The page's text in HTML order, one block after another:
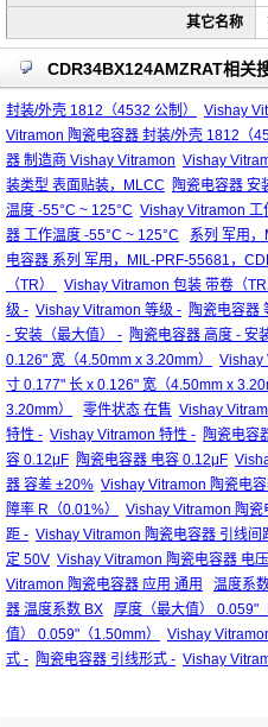
其它名称
CDR34BX124AMZRAT相关
封装/外壳 1812（4532 公制） Vishay
Vitramon 陶瓷电容器 封装/外壳 1812（
器 制造商 Vishay Vitramon Vishay
装类型 表面贴装，MLCC
陶瓷电容器 安
温度 -55°C ~ 125°C Vishay Vitramon 工
器 工作温度 -55°C ~ 125°C
系列 军用
电容器 系列 军用，MIL-PRF-55681，
（TR）
Vishay Vitramon 包装 带卷（TR
级 - Vishay Vitramon 等级 - 陶瓷电容器
- 安装（最大值） - 陶瓷电容器 高度 - 安
0.126" 宽（4.50mm x 3.20mm）
Vishay
寸 0.177" 长 x 0.126" 宽（4.50mm x
3.20mm）
零件状态 在售 Vishay
特性 - Vishay Vitramon 特性 - 陶瓷电容
容 0.12μF 陶瓷电容器 电容 0.12μF
器 容差 ±20% Vishay Vitramon 陶瓷电
障率 R（0.01%）
Vishay Vitramon 陶瓷
距 - Vishay Vitramon 陶瓷电容器 引线间
定 50V Vishay Vitramon 陶瓷电容器 电
Vitramon 陶瓷电容器 应用 通用
温度系
器 温度系数 BX
厚度（最大值） 0.059"
值） 0.059"（1.50mm）
Vishay
式 - 陶瓷电容器 引线形式 - Vishay